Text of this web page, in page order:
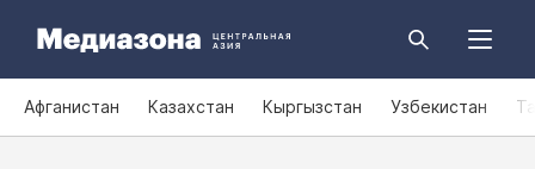
Афганистан Казахстан Кыргызстан Узбекистан